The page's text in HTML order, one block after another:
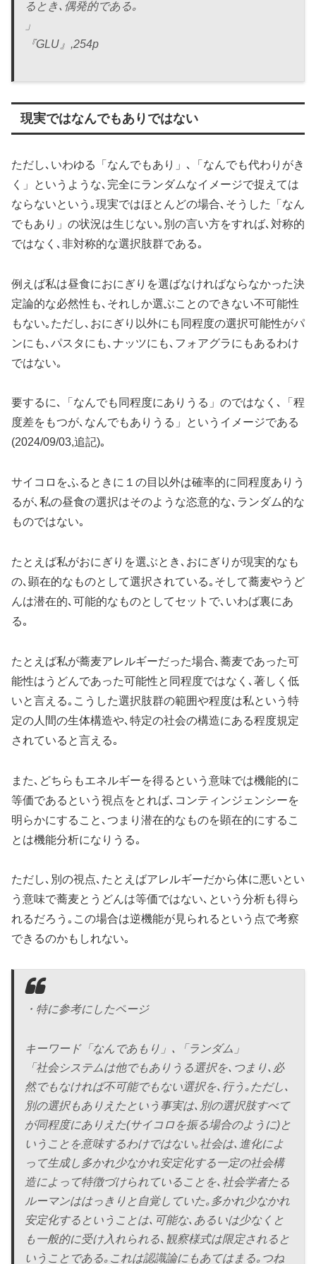
るとき､偶発的である｡
」
『GLU』,254p
現実ではなんでもありではない
ただし､いわゆる「なんでもあり」､「なんでも代わりがき
く」というような､完全にランダムなイメージで捉えては
ならないという｡現実ではほとんどの場合､そうした「なん
でもあり」の状況は生じない｡別の言い方をすれば､対称的
ではなく､非対称的な選択肢群である｡
例えば私は昼食におにぎりを選ばなければならなかった決
定論的な必然性も､それしか選ぶことのできない不可能性
もない｡ただし､おにぎり以外にも同程度の選択可能性がパ
ンにも､パスタにも､ナッツにも､フォアグラにもあるわけ
ではない｡
要するに､「なんでも同程度にありうる」のではなく､「程
度差をもつが､なんでもありうる」というイメージである
(2024/09/03,追記)｡
サイコロをふるときに１の目以外は確率的に同程度ありう
るが､私の昼食の選択はそのような恣意的な､ランダム的な
ものではない｡
たとえば私がおにぎりを選ぶとき､おにぎりが現実的なも
の､顕在的なものとして選択されている｡そして蕎麦やうど
んは潜在的､可能的なものとしてセットで､いわば裏にあ
る｡
たとえば私が蕎麦アレルギーだった場合､蕎麦であった可
能性はうどんであった可能性と同程度ではなく､著しく低
いと言える｡こうした選択肢群の範囲や程度は私という特
定の人間の生体構造や､特定の社会の構造にある程度規定
されていると言える｡
また､どちらもエネルギーを得るという意味では機能的に
等価であるという視点をとれば､コンティンジェンシーを
明らかにすること､つまり潜在的なものを顕在的にするこ
とは機能分析になりうる｡
ただし､別の視点､たとえばアレルギーだから体に悪いとい
う意味で蕎麦とうどんは等価ではない､という分析も得ら
れるだろう｡この場合は逆機能が見られるという点で考察
できるのかもしれない｡
・特に参考にしたページ
キーワード「なんであもり」､「ランダム」
「社会システムは他でもありうる選択を､つまり､必
然でもなければ不可能でもない選択を､行う｡ただし､
別の選択もありえたという事実は､別の選択肢すべて
が同程度にありえた(サイコロを振る場合のように)と
いうことを意味するわけではない｡社会は､進化によ
って生成し多かれ少なかれ安定化する一定の社会構
造によって特徴づけられていることを､社会学者たる
ルーマンははっきりと自覚していた｡多かれ少なかれ
安定化するということは､可能な､あるいは少なくと
も一般的に受け入れられる､観察様式は限定されると
いうことである｡これは認識論にもあてはまる｡つね